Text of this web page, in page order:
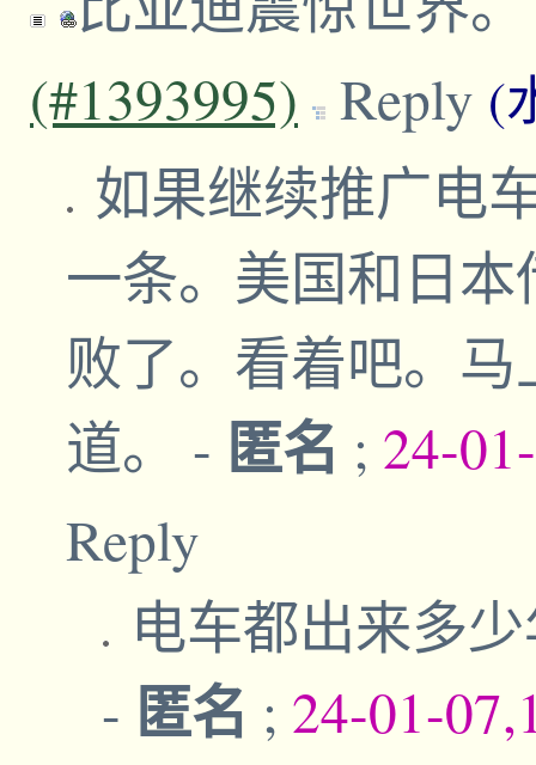
(#1393995) Reply (
如果继续推广电
一条。美国和日
败了。看着吧。
道。 - 匿名 ; 24-
Reply
电车都出来多
- 匿名 ; 24-01-